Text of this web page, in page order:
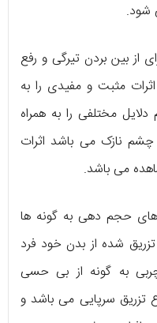
شود.
از بین بردن تیرگی و رفع
مثبت و مفیدی را به
مختلفی را به همراه
نازک می باشد اثرات
می باشد.
حجم دهی به گونه ها
شده از بدن خود فرد
به گونه از بی حسی
سرپایی می باشد و